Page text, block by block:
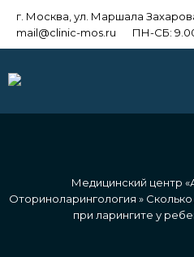
г. Москва, ул. Маршала
mail@clinic-mos.ru
ПН-СБ:
Медицинский центр
Оториноларингология »
при ларингите у